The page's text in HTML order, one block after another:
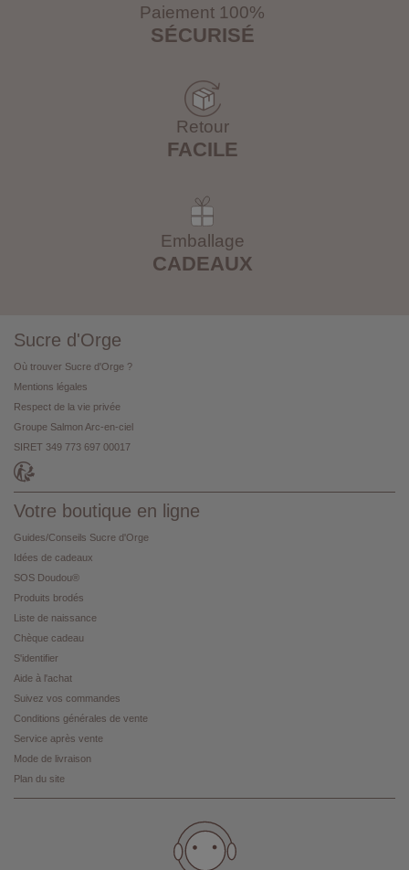
Paiement 100%
SÉCURISÉ
Retour
FACILE
Emballage
CADEAUX
Sucre d'Orge
Où trouver Sucre d'Orge ?
Mentions légales
Respect de la vie privée
Groupe Salmon Arc-en-ciel
SIRET 349 773 697 00017
Votre boutique en ligne
Guides/Conseils Sucre d'Orge
Idées de cadeaux
SOS Doudou®
Produits brodés
Liste de naissance
Chèque cadeau
S'identifier
Aide à l'achat
Suivez vos commandes
Conditions générales de vente
Service après vente
Mode de livraison
Plan du site